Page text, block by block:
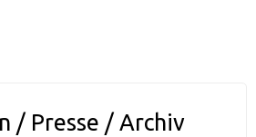
/ Presse / Archiv